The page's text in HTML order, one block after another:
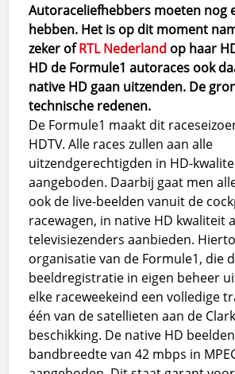
Autoraceliefhebbers moeten nog
hebben. Het is op dit moment
zeker ofRTL Nederland op haar
HD de Formule1 autoraces ook
native HD gaan uitzenden. De
technische redenen.
De Formule1 maakt dit
HDTV. Alle races zullen aan alle
uitzendgerechtigden in HD-
aangeboden. Daarbij gaat men
ook de live-beelden vanuit de
racewagen, in native HD kwaliteit
televisiezenders aanbieden.
organisatie van de Formule1, die
beeldregistratie in eigen beheer
elke raceweekeind een volledige
één van de satellieten aan de
beschikking. De native HD
bandbreedte van 42 mbps in